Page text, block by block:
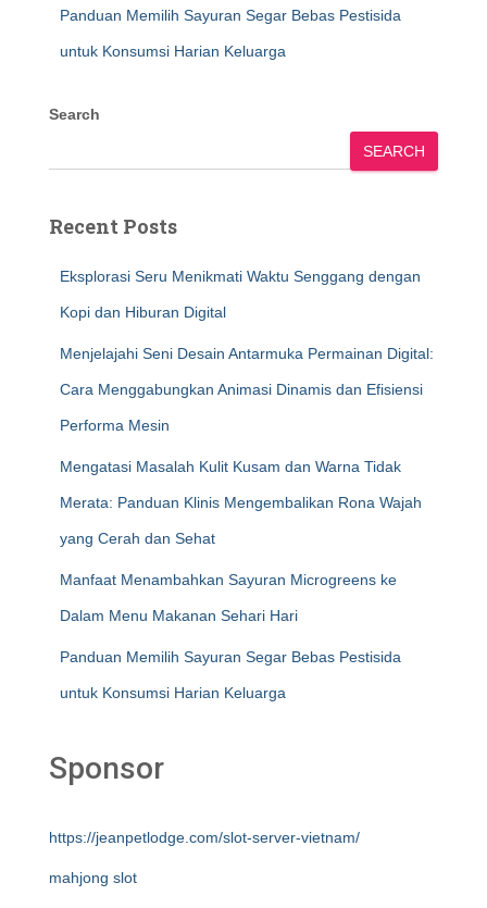
Panduan Memilih Sayuran Segar Bebas Pestisida
untuk Konsumsi Harian Keluarga
Search
SEARCH
Recent Posts
Eksplorasi Seru Menikmati Waktu Senggang dengan
Kopi dan Hiburan Digital
Menjelajahi Seni Desain Antarmuka Permainan Digital:
Cara Menggabungkan Animasi Dinamis dan Efisiensi
Performa Mesin
Mengatasi Masalah Kulit Kusam dan Warna Tidak
Merata: Panduan Klinis Mengembalikan Rona Wajah
yang Cerah dan Sehat
Manfaat Menambahkan Sayuran Microgreens ke
Dalam Menu Makanan Sehari Hari
Panduan Memilih Sayuran Segar Bebas Pestisida
untuk Konsumsi Harian Keluarga
Sponsor
https://jeanpetlodge.com/slot-server-vietnam/
mahjong slot